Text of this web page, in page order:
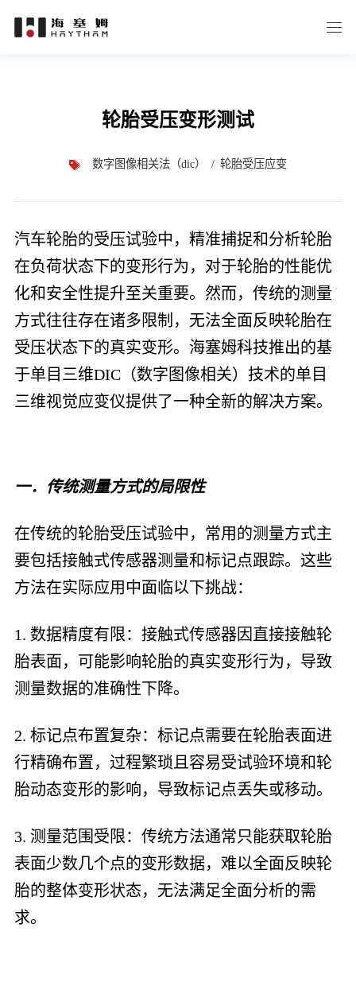
轮胎受压变形测试
数字图像相关法（dic） 轮胎受压应变
汽车轮胎的受压试验中，精准捕捉和分析轮胎
在负荷状态下的变形行为，对于轮胎的性能优
化和安全性提升至关重要。然而，传统的测量
方式往往存在诸多限制，无法全面反映轮胎在
受压状态下的真实变形。海塞姆科技推出的基
于单目三维DIC（数字图像相关）技术的单目
三维视觉应变仪提供了一种全新的解决方案。
一．传统测量方式的局限性
在传统的轮胎受压试验中，常用的测量方式主
要包括接触式传感器测量和标记点跟踪。这些
方法在实际应用中面临以下挑战：
1. 数据精度有限：接触式传感器因直接接触轮
胎表面，可能影响轮胎的真实变形行为，导致
测量数据的准确性下降。
2. 标记点布置复杂：标记点需要在轮胎表面进
行精确布置，过程繁琐且容易受试验环境和轮
胎动态变形的影响，导致标记点丢失或移动。
3. 测量范围受限：传统方法通常只能获取轮胎
表面少数几个点的变形数据，难以全面反映轮
胎的整体变形状态，无法满足全面分析的需
求。